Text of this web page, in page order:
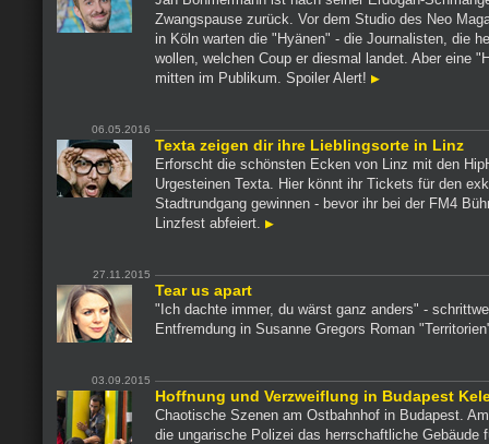
Zwangspause zurück. Vor dem Studio des Neo
in Köln warten die "Hyänen" - die Journalisten, die
wollen, welchen Coup er diesmal landet. Aber eine
mitten im Publikum. Spoiler Alert!
06.05.2016
Texta zeigen dir ihre Lieblingsorte in Linz
Erforscht die schönsten Ecken von Linz mit den
Urgesteinen Texta. Hier könnt ihr Tickets für den
Stadtrundgang gewinnen - bevor ihr bei der FM4
Linzfest abfeiert.
27.11.2015
Tear us apart
"Ich dachte immer, du wärst ganz anders" -
Entfremdung in Susanne Gregors Roman
03.09.2015
Hoffnung und Verzweiflung in Budapest
Chaotische Szenen am Ostbahnhof in Budapest.
die ungarische Polizei das herrschaftliche Gebäude